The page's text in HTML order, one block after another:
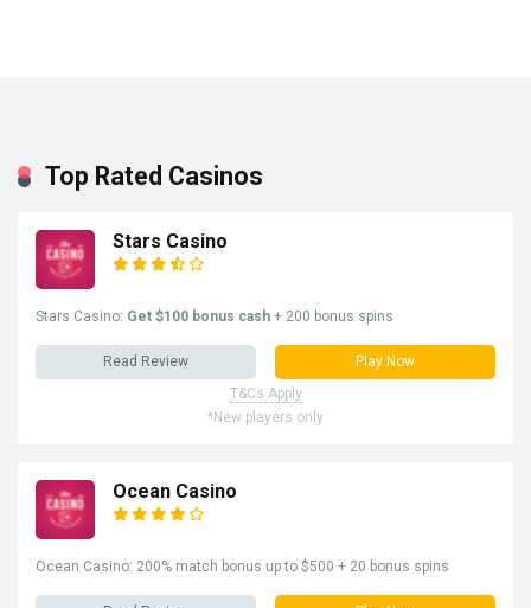
Top Rated Casinos
Stars Casino
Stars Casino: Get $100 bonus cash + 200 bonus spins
Read Review
Play Now
T&Cs Apply
*New players only
Ocean Casino
Ocean Casino: 200% match bonus up to $500 + 20 bonus spins